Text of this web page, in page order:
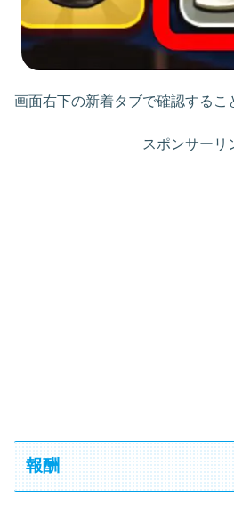
画面右下の新着タブで確認するこ
スポンサーリ
報酬